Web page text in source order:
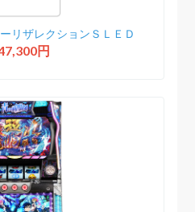
リザレクションＳＬＥＤ
円